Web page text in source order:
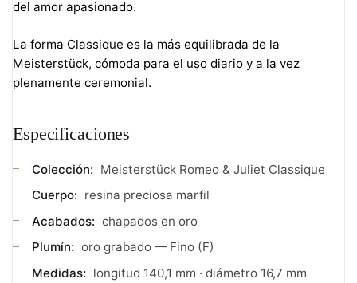
del amor apasionado.
La forma Classique es la más equilibrada de la
Meisterstück, cómoda para el uso diario y a la vez
plenamente ceremonial.
Especificaciones
Colección: Meisterstück Romeo & Juliet Classique
Cuerpo: resina preciosa marfil
Acabados: chapados en oro
Plumín: oro grabado — Fino (F)
Medidas: longitud 140,1 mm · diámetro 16,7 mm